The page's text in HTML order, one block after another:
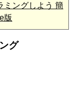
ミングしよう 簡
版
グ